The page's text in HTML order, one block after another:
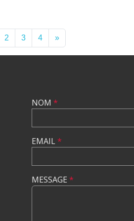
2 3 4 »
NOM *
EMAIL*
MESSAGE *